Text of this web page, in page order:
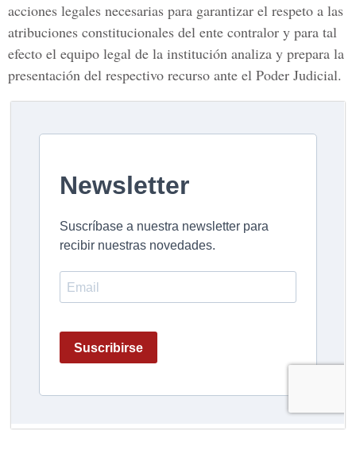
acciones legales necesarias para garantizar el respeto a las
atribuciones constitucionales del ente contralor y para tal
efecto el equipo legal de la institución analiza y prepara la
presentación del respectivo recurso ante el Poder Judicial.